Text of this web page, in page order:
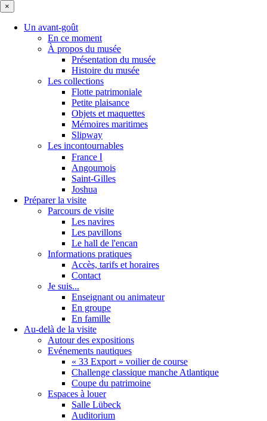
×
Un avant-goût
En ce moment
À propos du musée
Présentation du musée
Histoire du musée
Les collections
Flotte patrimoniale
Petite plaisance
Objets et maquettes
Mémoires maritimes
Slipway
Les incontournables
France Ⅰ
Angoumois
Saint-Gilles
Joshua
Préparer la visite
Parcours de visite
Les navires
Les pavillons
Le hall de l'encan
Informations pratiques
Accès, tarifs et horaires
Contact
Je suis...
Enseignant ou animateur
En groupe
En famille
Au-delà de la visite
Autour des expositions
Evénements nautiques
« 33 Export » voilier de course
Challenge classique manche Atlantique
Coupe du patrimoine
Espaces à louer
Salle Lübeck
Auditorium